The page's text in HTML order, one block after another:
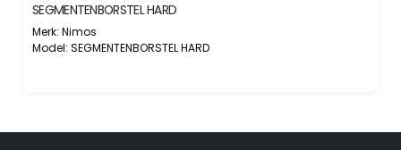
SEGMENTENBORSTEL HARD
Merk: Nimos
Model: SEGMENTENBORSTEL HARD